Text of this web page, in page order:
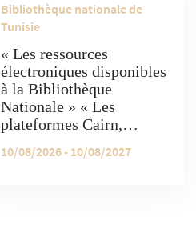
Bibliothèque nationale de
Tunisie
« Les ressources
électroniques disponibles
à la Bibliothèque
Nationale » « Les
plateformes Cairn,
Manhal et Ebsco offrent
10/08/2026 - 10/08/2027